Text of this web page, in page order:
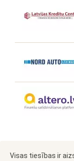
Visas tiesības ir